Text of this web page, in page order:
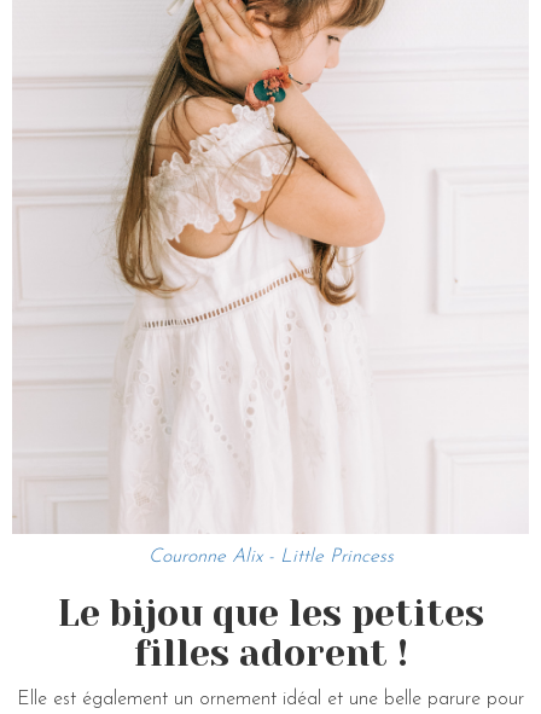
Couronne Alix - Little Princess
Le bijou que les petites
filles adorent !
Elle est également un ornement idéal et une belle parure pour